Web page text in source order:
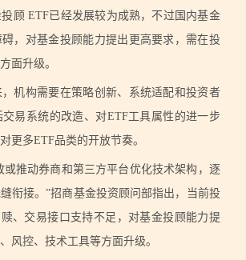
ETF已经发展较为成熟，不过国内基金
，对基金投顾能力提出更高要求，需在投
面升级。
构需要在策略创新、系统适配和投资者
易系统的改造、对ETF工具属性的进一步
更多ETF品类的开放节奏。
推动券商和第三方平台优化技术架构，逐
衔接。”招商基金投资顾问部指出，当前投
、交易接口支持不足，对基金投顾能力提
风控、技术工具等方面升级。